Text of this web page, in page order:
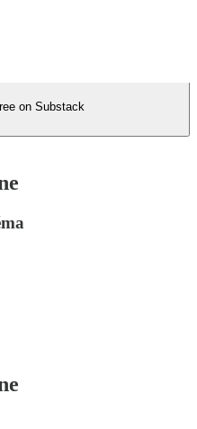
on Substack